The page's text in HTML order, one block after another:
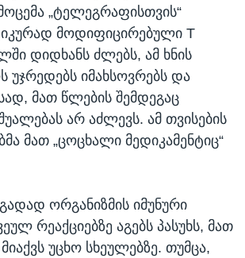
„ტელეგრაფისთვის“
მოდიფიცირებული T
დიდხანს ძლებს, ამ ხნის
უჯრედებს იმახსოვრებს და
მათ წლების შემდეგაც
არ აძლევს. ამ თვისების
მათ „ცოცხალი მედიკამენტიც“
ორგანიზმის იმუნური
რეაქციებზე აგებს პასუხს, მათ
უცხო სხეულებზე. თუმცა,